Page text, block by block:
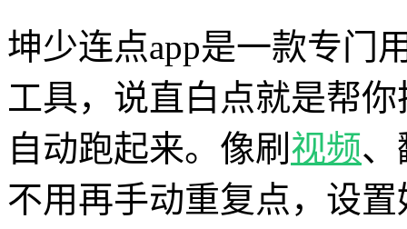
坤少连点app是一款专门
工具，说直白点就是帮
自动跑起来。像刷 视频、
不用再手动重复点，设